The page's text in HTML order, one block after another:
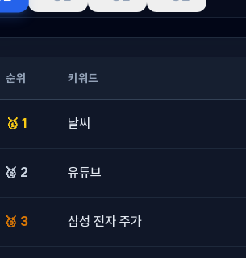
순위 키워드
🥇 1 날씨
🥈 2 유튜브
🥉 3 삼성 전자 주가